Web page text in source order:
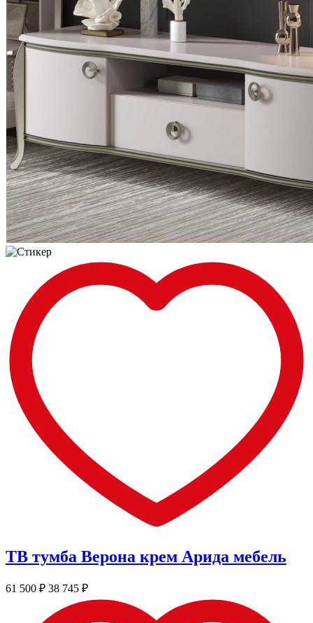
ТВ тумба Верона крем Арида мебель
61 500 ₽ 38 745 ₽